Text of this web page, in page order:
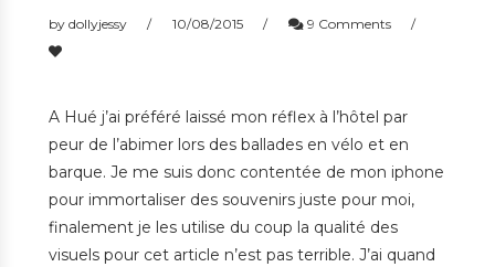
by dollyjessy 10/08/2015 9 Comments
A Hué j’ai préféré laissé mon réflex à l’hôtel par
peur de l’abimer lors des ballades en vélo et en
barque. Je me suis donc contentée de mon iphone
pour immortaliser des souvenirs juste pour moi,
finalement je les utilise du coup la qualité des
visuels pour cet article n’est pas terrible. J’ai quand